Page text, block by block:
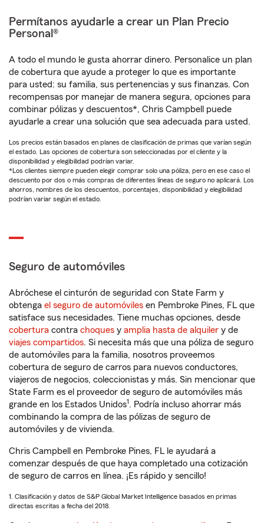
Permítanos ayudarle a crear un Plan Precio
Personal®
A todo el mundo le gusta ahorrar dinero. Personalice un plan
de cobertura que ayude a proteger lo que es importante
para usted: su familia, sus pertenencias y sus finanzas. Con
recompensas por manejar de manera segura, opciones para
combinar pólizas y descuentos*, Chris Campbell puede
ayudarle a crear una solución que sea adecuada para usted.
Los precios están basados en planes de clasificación de primas que varían según
el estado. Las opciones de cobertura son seleccionadas por el cliente y la
disponibilidad y elegibilidad podrían variar.
*Los clientes siempre pueden elegir comprar solo una póliza, pero en ese caso el
descuento por dos o más compras de diferentes líneas de seguro no aplicará. Los
ahorros, nombres de los descuentos, porcentajes, disponibilidad y elegibilidad
podrían variar según el estado.
Seguro de automóviles
Abróchese el cinturón de seguridad con State Farm y
obtenga el seguro de automóviles en Pembroke Pines, FL que
satisface sus necesidades. Tiene muchas opciones, desde
cobertura contra choques y amplia hasta de alquiler y de
viajes compartidos. Si necesita más que una póliza de seguro
de automóviles para la familia, nosotros proveemos
cobertura de seguro de carros para nuevos conductores,
viajeros de negocios, coleccionistas y más. Sin mencionar que
State Farm es el proveedor de seguro de automóviles más
grande en los Estados Unidos1. Podría incluso ahorrar más
combinando la compra de las pólizas de seguro de
automóviles y de vivienda.
Chris Campbell en Pembroke Pines, FL le ayudará a
comenzar después de que haya completado una cotización
de seguro de carros en línea. ¡Es rápido y sencillo!
1. Clasificación y datos de S&P Global Market Intelligence basados en primas
directas escritas a fecha del 2018.